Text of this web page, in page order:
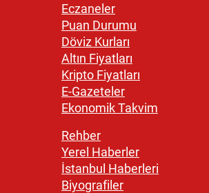
Eczaneler
Puan Durumu
Döviz Kurları
Altın Fiyatları
Kripto Fiyatları
E-Gazeteler
Ekonomik Takvim
Rehber
Yerel Haberler
İstanbul Haberleri
Biyografiler